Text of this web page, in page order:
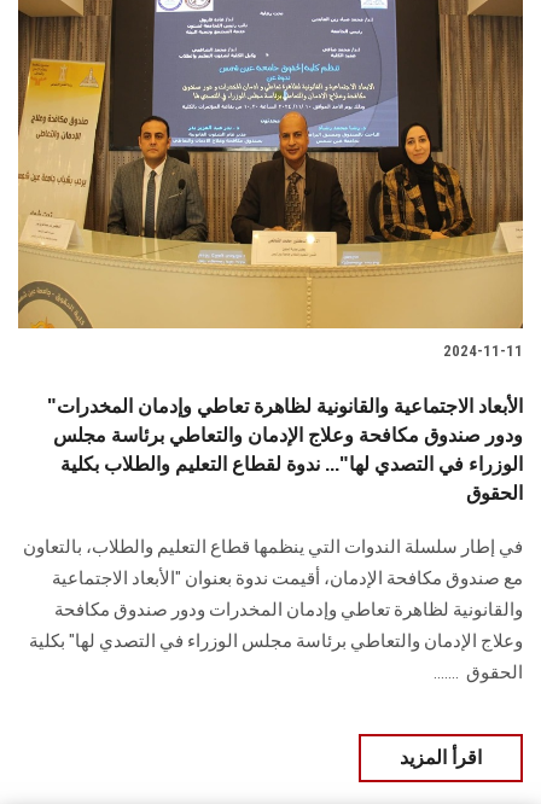
2024-11-11
"الأبعاد الاجتماعية والقانونية لظاهرة تعاطي وإدمان المخدرات
ودور صندوق مكافحة وعلاج الإدمان والتعاطي برئاسة مجلس
الوزراء في التصدي لها"... ندوة لقطاع التعليم والطلاب بكلية
الحقوق
في إطار سلسلة الندوات التي ينظمها قطاع التعليم والطلاب، بالتعاون
مع صندوق مكافحة ‏الإدمان، أقيمت ندوة بعنوان "الأبعاد الاجتماعية
والقانونية لظاهرة تعاطي وإدمان المخدرات ‏ودور صندوق مكافحة
وعلاج الإدمان والتعاطي برئاسة مجلس الوزراء في التصدي لها" بكلية
‏الحقوق ‏ .......
اقرأ المزيد